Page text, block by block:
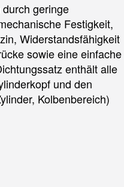
geringe
Festigkeit,
Widerstandsfähigkeit
sowie eine einfache
enthält alle
und den
Kolbenbereich)